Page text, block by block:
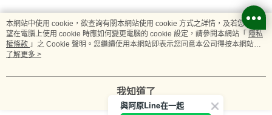
熱門標籤
本網站中使用 cookie，欲查詢有關本網站使用 cookie 方式之詳情，及若您不希
望在電腦上使用 cookie 時應如何變更電腦的 cookie 設定，請參閱本網站「 隱私
權條款 」之 Cookie 聲明。您繼續使用本網站即表示您同意本公司得按本網站使
用條款之 Cookie 聲明使用 cookie。
了解更多 >
我知道了
與阿原Line在一起